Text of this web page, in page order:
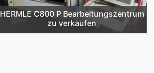
HERMLE C800 P Bearbeitungszentrum
zu verkaufen